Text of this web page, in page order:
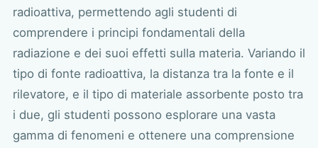
radioattiva, permettendo agli studenti di
comprendere i principi fondamentali della
radiazione e dei suoi effetti sulla materia. Variando il
tipo di fonte radioattiva, la distanza tra la fonte e il
rilevatore, e il tipo di materiale assorbente posto tra
i due, gli studenti possono esplorare una vasta
gamma di fenomeni e ottenere una comprensione